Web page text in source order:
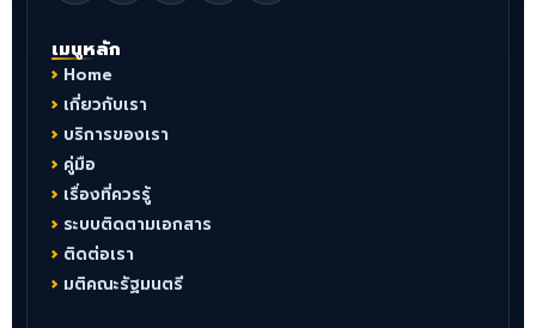
เมนูหลัก
Home
เกี่ยวกับเรา
บริการของเรา
คู่มือ
เรื่องที่ควรรู้
ระบบติดตามเอกสาร
ติดต่อเรา
มติคณะรัฐมนตรี